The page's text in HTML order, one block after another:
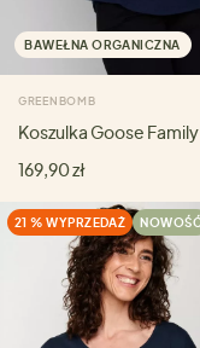
BAWEŁNA ORGANICZNA
GREENBOMB
Koszulka Goose
169,90 zł
21 % WYPRZEDAŻ NOWOŚĆ